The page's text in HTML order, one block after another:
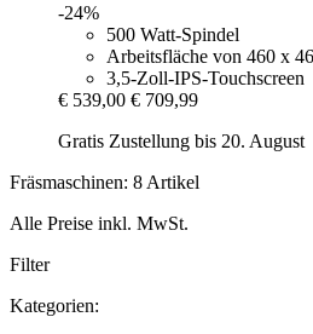
-24%
500 Watt-Spindel
Arbeitsfläche von 460 x
3,5-Zoll-IPS-Touchscreen
€ 539,00 € 709,99
Gratis Zustellung bis 20. August
Fräsmaschinen: 8 Artikel
Alle Preise inkl. MwSt.
Filter
Kategorien: